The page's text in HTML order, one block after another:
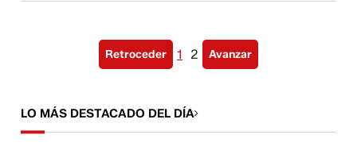
Retroceder 1 2 Avanzar
LO MÁS DESTACADO DEL DÍA